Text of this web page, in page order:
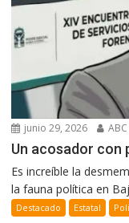
junio 29, 2026
Un acosador con
Es increíble la
la fauna política en
Destacado Estatal